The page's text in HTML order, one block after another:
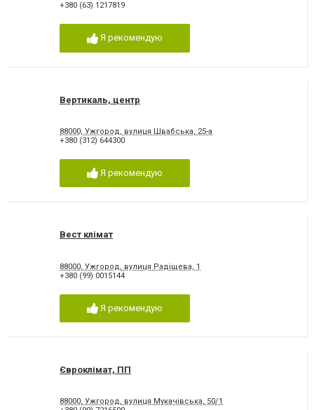
+380 (63) 1217819
Я рекомендую
Вертикаль, центр
88000, Ужгород, вулиця Швабська, 25-а
+380 (312) 644300
Я рекомендую
Вест клімат
88000, Ужгород, вулиця Радіщева, 1
+380 (99) 0015144
Я рекомендую
Євроклімат, ПП
88000, Ужгород, вулиця Мукачівська, 50/1